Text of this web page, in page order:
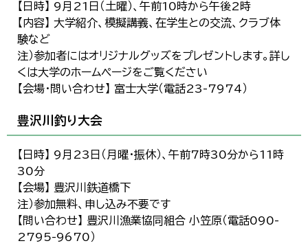
【日時】 9月21日（土曜）、午前10時から午後2時
【内容】 大学紹介、模擬講義、在学生との交流、クラブ体
験など
注）参加者にはオリジナルグッズをプレゼントします。詳し
くは大学のホームページをご覧ください
【会場・問い合わせ】 富士大学（電話23-7974）
豊沢川釣り大会
【日時】 9月23日（月曜・振休）、午前7時30分から11時
30分
【会場】 豊沢川鉄道橋下
注）参加無料、申し込み不要です
【問い合わせ】 豊沢川漁業協同組合 小笠原（電話090-
2795-9670）